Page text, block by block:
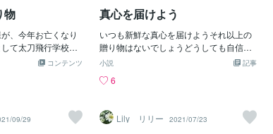
、日付も丁寧にデ
で、私も友人への出産祝いは赤ちゃんの
す！完成させるのが少し、恐れ多いくら
いの999本のバラの花束でした。今日の
お話はこの辺で。また、わたしとおはな
ししましょう。Copyright 2022 Chihiro E
goshi
物
、今年お亡くなり
て太刀飛行学校に
んぼ」、その後
ため、ご依頼頂き
します。基本工賃 1
、お値引き）キッ
コンテンツ
09/29
真心を届けよう
いつも新鮮な真心を届けようそれ以上の
贈り物はないでしょうどうしても自信を
持てないときなぜか迷いが消えないとき
ること言葉にしても、贈り物にしても邪
たという自信があるならたとえそれを気
に入ってもらえなくても納得できるはず
記事
小説
6
Lily リリー 2021/07/23